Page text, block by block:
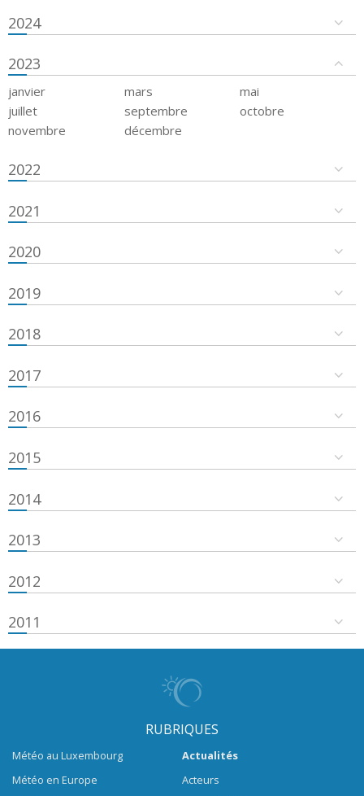
2024
2023
janvier mars
mai
juillet
septembre
octobre
novembre
décembre
2022
2021
2020
2019
2018
2017
2016
2015
2014
2013
2012
2011
RUBRIQUES
Météo au Luxembourg
Météo en Europe
Actualités
Acteurs